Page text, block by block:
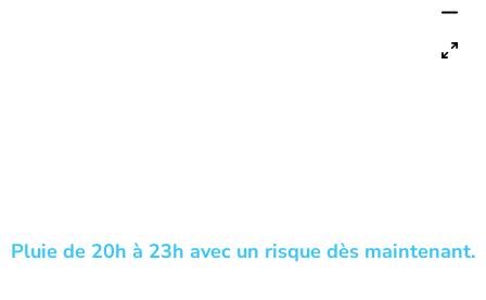
Pluie de 20h à 23h avec un risque dès maintenant.